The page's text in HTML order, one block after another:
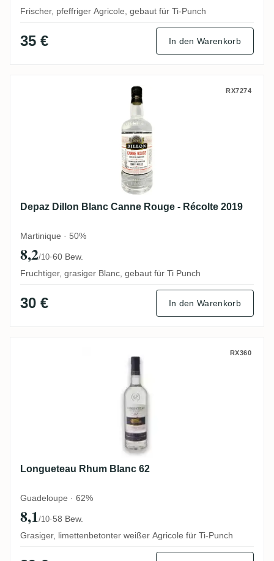
Frischer, pfeffriger Agricole, gebaut für Ti-Punch
35 € In den Warenkorb
Depaz Dillon Blanc Canne Rouge -RX7274
Depaz Dillon Blanc Canne Rouge - Récolte 2019
Martinique · 50%
8,2/10·60 Bew.
Fruchtiger, grasiger Blanc, gebaut für Ti Punch
30 € In den Warenkorb
Longueteau Rhum Blanc 62 RX360
Longueteau Rhum Blanc 62
Guadeloupe · 62%
8,1/10·58 Bew.
Grasiger, limettenbetonter weißer Agricole für Ti-Punch